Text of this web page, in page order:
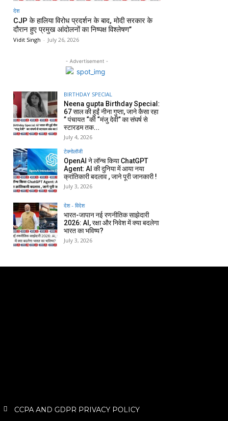
देश
CJP के हालिया विरोध प्रदर्शन के बाद, मोदी सरकार के
दौरान हुए प्रमुख आंदोलनों का निष्पक्ष विश्लेषण”
Vidit Singh - July 26, 2026
- Advertisement -
BIRTHDAY SPECIAL
Neena gupta Birthday Special:
67 साल की हुईं नीना गुप्ता, जाने कैसा रहा
” पंचायत “की “मंजु देवी” का संघर्ष से
स्टारडम तक...
July 4, 2026
टेक्नोलॉजी
OpenAI ने लॉन्च किया ChatGPT
Agent: AI की दुनिया में आया नया
क्रांतिकारी बदलाव , जाने पूरी जानकारी !
July 3, 2026
देश - विदेश
भारत-जापान नई रणनीतिक साझेदारी
2026: AI, रक्षा और निवेश में क्या बदलेगा
भारत का भविष्य?
July 3, 2026
CCPA AND GDPR PRIVACY POLICY